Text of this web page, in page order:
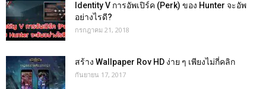
Identity V การอัพเปิร์ค (Perk) ของ Hunter จะอัพ
อย่างไรดี?
กรกฎาคม 21, 2018
สร้าง Wallpaper Rov HD ง่าย ๆ เพียงไม่กี่คลิก
กันยายน 17, 2017